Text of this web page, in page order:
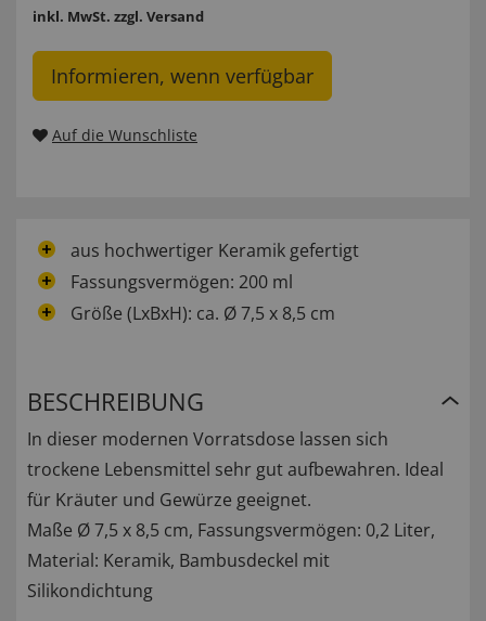
inkl. MwSt. zzgl. Versand
Informieren, wenn verfügbar
Auf die Wunschliste
aus hochwertiger Keramik gefertigt
Fassungsvermögen: 200 ml
Größe (LxBxH): ca. Ø 7,5 x 8,5 cm
BESCHREIBUNG
In dieser modernen Vorratsdose lassen sich
trockene Lebensmittel sehr gut aufbewahren. Ideal
für Kräuter und Gewürze geeignet.
Maße Ø 7,5 x 8,5 cm, Fassungsvermögen: 0,2 Liter,
Material: Keramik, Bambusdeckel mit
Silikondichtung